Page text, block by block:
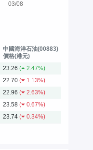
03/08
中國海洋石油(00883)
價格(港元)
23.26 (
2.47%)
22.70 (
1.13%)
22.96 (
2.63%)
23.58 (
0.67%)
23.74 ( 0.34%)